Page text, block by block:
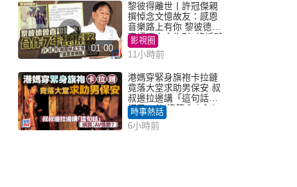
01:00
黎彼得離世丨許冠傑親
撰悼念文憶故友：感恩
音樂路上有你 黎彼德曾
直認唔夾合作7年終拆夥
影視圈
11小時前
港媽穿緊身旗袍卡拉鏈
竟落大堂求助男保安 叔
叔邊拉邊講「這句話」
網民：AV情節？｜Juicy
叮
時事熱話
6小時前